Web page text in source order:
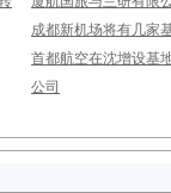
成都新机场将有几家
首都航空在沈增设基
公司